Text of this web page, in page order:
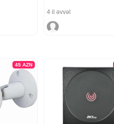
4 il əvvəl
45 AZN